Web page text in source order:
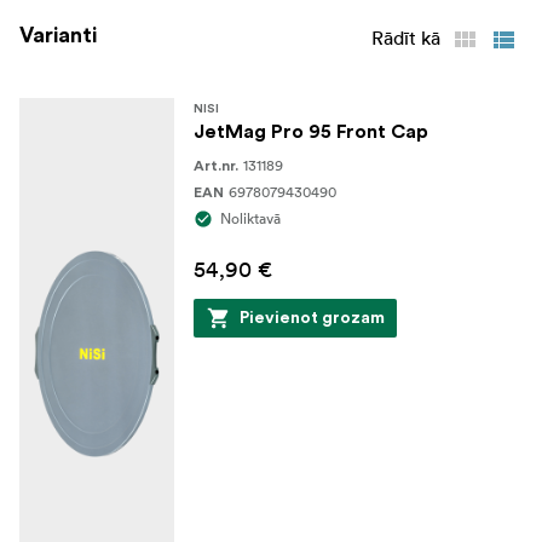
Varianti Rādīt kā
NISI
JetMag Pro 95 Front Cap
Art.nr. 131189
EAN 6978079430490
Noliktavā
54,90 €
Pievienot grozam